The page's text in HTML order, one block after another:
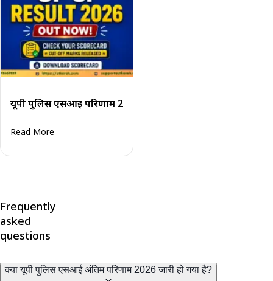
यूपी पुलिस एसआई परिणाम 2026 जारी: स्कोरकार्ड और कट-ऑफ
Read More
Frequently
asked
questions
क्या यूपी पुलिस एसआई अंतिम परिणाम 2026 जारी हो गया है?